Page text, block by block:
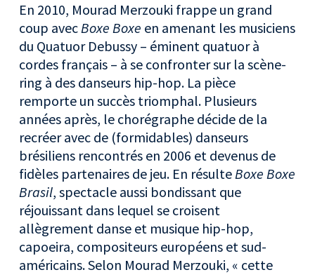
En 2010, Mourad Merzouki frappe un grand
coup avecBoxe Boxe en amenant les musiciens
du Quatuor Debussy – éminent quatuor à
cordes français – à se confronter sur la scène-
ring à des danseurs hip-hop. La pièce
remporte un succès triomphal. Plusieurs
années après, le chorégraphe décide de la
recréer avec de (formidables) danseurs
brésiliens rencontrés en 2006 et devenus de
fidèles partenaires de jeu. En résulteBoxe Boxe
Brasil, spectacle aussi bondissant que
réjouissant dans lequel se croisent
allègrement danse et musique hip-hop,
capoeira, compositeurs européens et sud-
américains. Selon Mourad Merzouki, « cette